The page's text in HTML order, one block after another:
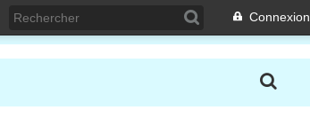
Connexion